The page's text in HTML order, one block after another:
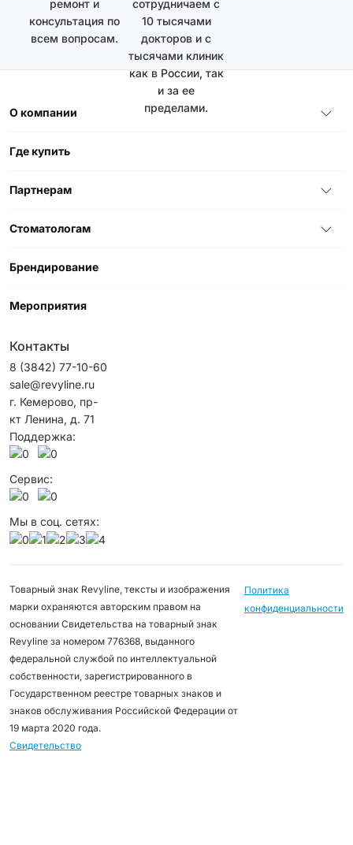
ремонт и
консультация по
всем вопросам.
сотрудничаем с
10 тысячами
докторов и с
тысячами клиник
как в России, так
и за ее
пределами.
О компании
Где купить
Партнерам
Стоматологам
Брендирование
Мероприятия
Контакты
8 (3842) 77-10-60
sale@revyline.ru
г. Кемерово, пр-
кт Ленина, д. 71
Поддержка:
Сервис:
Мы в соц. сетях:
Товарный знак Revyline, тексты и изображения
марки охраняются авторским правом на
основании Свидетельства на товарный знак
Revyline за номером 776368, выданного
федеральной службой по интеллектуальной
собственности, зарегистрированного в
Государственном реестре товарных знаков и
знаков обслуживания Российской Федерации от
19 марта 2020 года.
Свидетельство
Политика
конфиденциальности